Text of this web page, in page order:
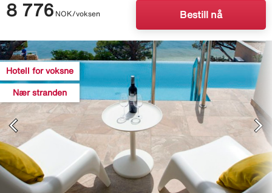
8 776 NOK/voksen Bestill nå
Hotell for voksne
Nær stranden
Image
description
missing
chevron_left chevron_right